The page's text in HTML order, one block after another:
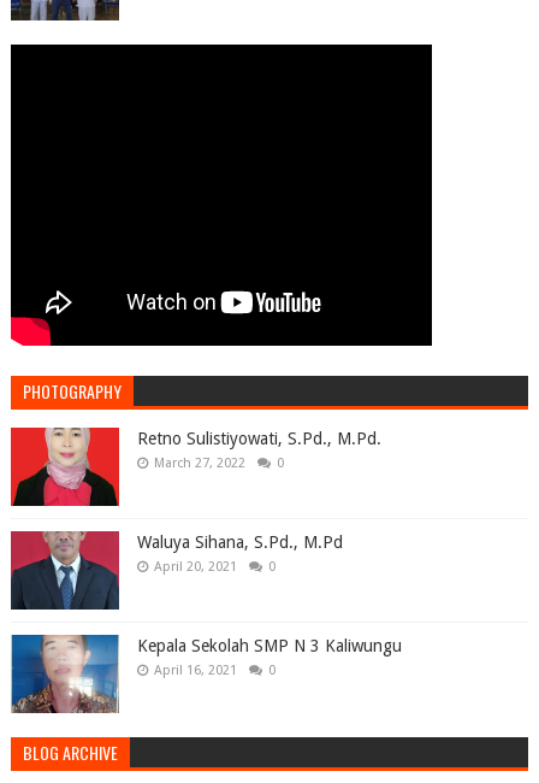
PHOTOGRAPHY
Retno Sulistiyowati, S.Pd., M.Pd.
March 27, 2022 0
Waluya Sihana, S.Pd., M.Pd
April 20, 2021 0
Kepala Sekolah SMP N 3 Kaliwungu
April 16, 2021 0
BLOG ARCHIVE